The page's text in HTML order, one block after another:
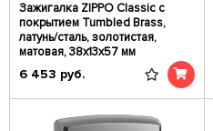
Зажигалка ZIPPO Classic с
покрытием Tumbled Brass,
латунь/сталь, золотистая,
матовая, 38x13x57 мм
6 453 руб.